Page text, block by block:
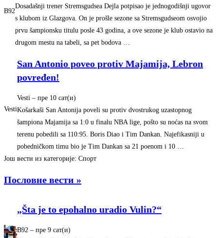
B92
Dosadašnji trener Stremsgudsea Dejla potpisao je jednogodišnji ugovor
s klubom iz Glazgova. On je prošle sezone sa Stremsgudseom osvojio
prvu šampionsku titulu posle 43 godina, a ove sezone je klub ostavio na
drugom mestu na tabeli, sa pet bodova …
Vesti
San Antonio poveo protiv Majamija, Lebron
povređen!
Vesti – ‎пре 10 сат(и)‎
Košarkaši San Antonija poveli su protiv dvostrukog uzastopnog
šampiona Majamija sa 1:0 u finalu NBA lige, pošto su noćas na svom
terenu pobedili sa 110:95. Boris Diao i Tim Dankan. Najefikasniji u
pobedničkom timu bio je Tim Dankan sa 21 poenom i 10 …
Још вести из категорије: Спорт
Пословне вести »
„Šta je to epohalno uradio Vulin?“
B92 – ‎пре 9 сат(и)‎